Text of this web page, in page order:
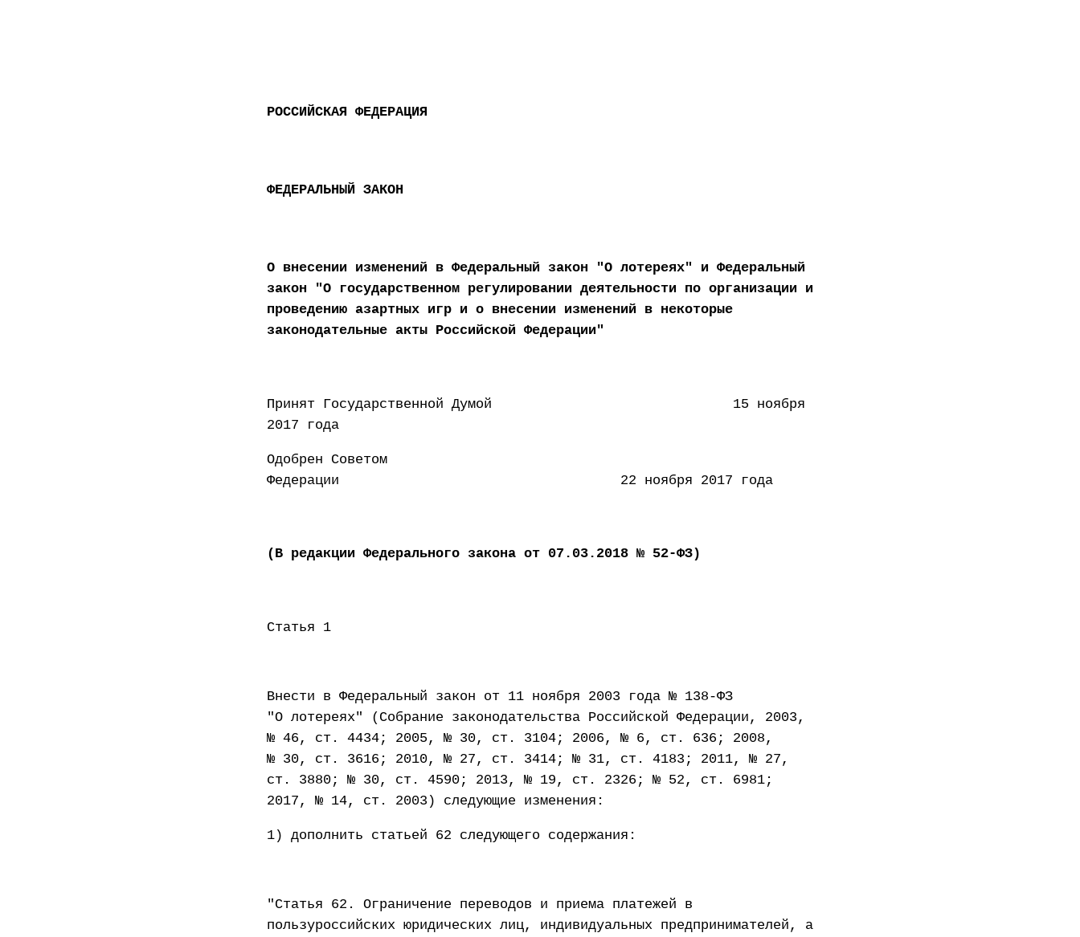
РОССИЙСКАЯ ФЕДЕРАЦИЯ
ФЕДЕРАЛЬНЫЙ ЗАКОН
О внесении изменений в Федеральный закон "О лотереях" и Федеральный
закон "О государственном регулировании деятельности по организации и
проведению азартных игр и о внесении изменений в некоторые
законодательные акты Российской Федерации"
Принят Государственной Думой 15 ноября
2017 года
Одобрен Советом
Федерации 22 ноября 2017 года
(В редакции Федерального закона от 07.03.2018 № 52-ФЗ)
Статья 1
Внести в Федеральный закон от 11 ноября 2003 года № 138-ФЗ
"О лотереях" (Собрание законодательства Российской Федерации, 2003,
№ 46, ст. 4434; 2005, № 30, ст. 3104; 2006, № 6, ст. 636; 2008,
№ 30, ст. 3616; 2010, № 27, ст. 3414; № 31, ст. 4183; 2011, № 27,
ст. 3880; № 30, ст. 4590; 2013, № 19, ст. 2326; № 52, ст. 6981;
2017, № 14, ст. 2003) следующие изменения:
1) дополнить статьей 62 следующего содержания:
"Статья 62. Ограничение переводов и приема платежей в
пользуроссийских юридических лиц, индивидуальных предпринимателей, а